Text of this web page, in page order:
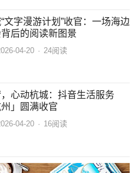
文字漫游计划”收官：一场海边
后的阅读新图景
04-20 · 24阅读
心动杭城：抖音生活服务
州」圆满收官
04-20 · 16阅读